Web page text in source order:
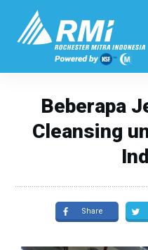
Beberapa
Cleansing
Share